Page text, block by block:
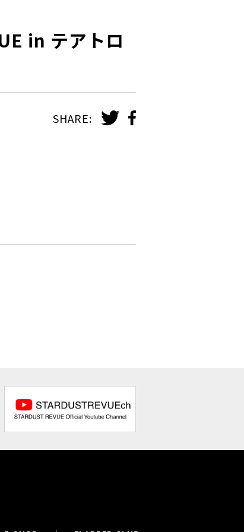
in テアトロ
SHARE: